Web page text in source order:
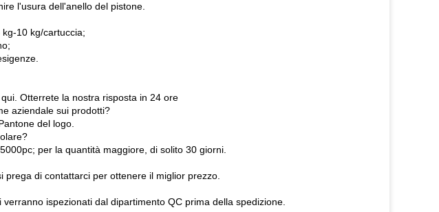
l'usura dell'anello del pistone.
10 kg/cartuccia;
Otterrete la nostra risposta in 24 ore
aziendale sui prodotti?
del logo.
per la quantità maggiore, di solito 30 giorni.
di contattarci per ottenere il miglior prezzo.
ispezionati dal dipartimento QC prima della spedizione.